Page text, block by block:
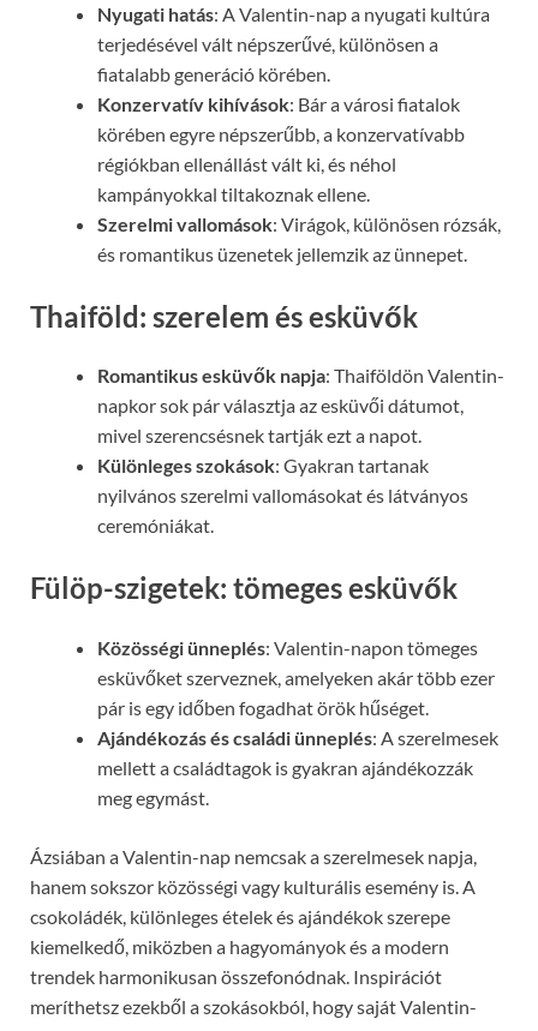
Nyugati hatás: A Valentin-nap a nyugati kultúra
terjedésével vált népszerűvé, különösen a
fiatalabb generáció körében.
Konzervatív kihívások: Bár a városi fiatalok
körében egyre népszerűbb, a konzervatívabb
régiókban ellenállást vált ki, és néhol
kampányokkal tiltakoznak ellene.
Szerelmi vallomások: Virágok, különösen rózsák,
és romantikus üzenetek jellemzik az ünnepet.
Thaiföld: szerelem és esküvők
Romantikus esküvők napja: Thaiföldön Valentin-
napkor sok pár választja az esküvői dátumot,
mivel szerencsésnek tartják ezt a napot.
Különleges szokások: Gyakran tartanak
nyilvános szerelmi vallomásokat és látványos
ceremóniákat.
Fülöp-szigetek: tömeges esküvők
Közösségi ünneplés: Valentin-napon tömeges
esküvőket szerveznek, amelyeken akár több ezer
pár is egy időben fogadhat örök hűséget.
Ajándékozás és családi ünneplés: A szerelmesek
mellett a családtagok is gyakran ajándékozzák
meg egymást.
Ázsiában a Valentin-nap nemcsak a szerelmesek napja,
hanem sokszor közösségi vagy kulturális esemény is. A
csokoládék, különleges ételek és ajándékok szerepe
kiemelkedő, miközben a hagyományok és a modern
trendek harmonikusan összefonódnak. Inspirációt
meríthetsz ezekből a szokásokból, hogy saját Valentin-